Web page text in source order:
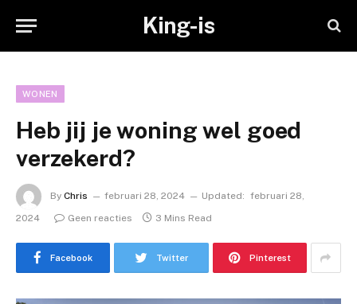
King-is
WONEN
Heb jij je woning wel goed
verzekerd?
By Chris februari 28, 2024 Updated: februari 28,
2024
Geen reacties 3 Mins Read
Facebook Twitter Pinterest